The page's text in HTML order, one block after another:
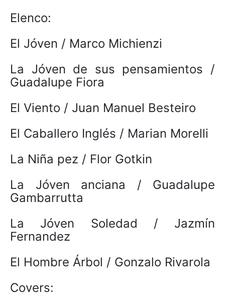
Elenco:
El Jóven / Marco Michienzi
La Jóven de sus pensamientos /
Guadalupe Fiora
El Viento / Juan Manuel Besteiro
El Caballero Inglés / Marian Morelli
La Niña pez / Flor Gotkin
La Jóven anciana / Guadalupe
Gambarrutta
La Jóven Soledad / Jazmín
Fernandez
El Hombre Árbol / Gonzalo Rivarola
Covers: